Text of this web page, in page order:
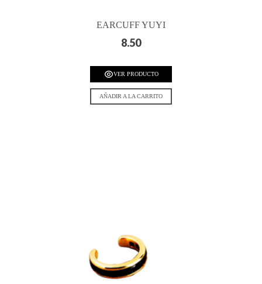
EARCUFF YUYI
8.50
VER PRODUCTO
AÑADIR A LA CARRITO